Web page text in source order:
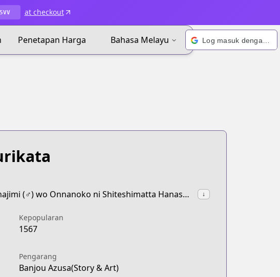
at checkout
Penetapan Harga Bahasa Melayu
synonyms:How to Make a "Girl" Fall in Love,Osananajimi (♂) wo Onnanoko ni Shiteshimatta Hanashi,I Turned My Childhood Friend (♂) Into a Girl,How to Make (a Otome) in Love ↓
Kepopularan
1567
Pengarang
Banjou Azusa(Story & Art)